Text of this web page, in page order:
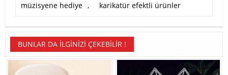
müzisyene hediye , karikatür efektli ürünler
BUNLAR DA İLGINIZI ÇEKEBILIR !